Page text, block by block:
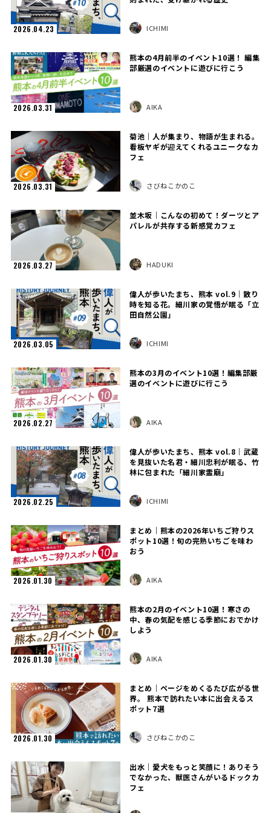
2026.04.23 ICHIMI
2026.03.31
熊本の4月前半のイベント10選！ 編集
部厳選のイベントに遊びに行こう
AIKA
2026.03.31
菊池｜人が集まり、物語が生まれる。
看板ヤギが迎えてくれるユニークなカ
フェ
さびねこかのこ
2026.03.27
並木坂｜こんなの初めて！ダーツとア
パレルが共存する新感覚カフェ
HADUKI
2026.03.05
偉人が歩いたまち、熊本 vol.9｜散り
時を知る花。細川家の覚悟が眠る「立
田自然公園」
ICHIMI
2026.02.27
熊本の3月のイベント10選！編集部厳
選のイベントに遊びに行こう
AIKA
2026.02.25
偉人が歩いたまち、熊本 vol.8｜武蔵
を見抜いた名君・細川忠利が眠る、竹
林に包まれた「細川家霊廟」
ICHIMI
2026.01.30
まとめ｜熊本の2026年いちご狩りス
ポット10選！旬の完熟いちごを味わ
おう
AIKA
2026.01.30
熊本の2月のイベント10選！寒さの
中、春の気配を感じる季節におでかけ
しよう
AIKA
2026.01.30
まとめ｜ページをめくるたび広がる世
界。 熊本で訪れたい本に出会えるス
ポット7選
さびねこかのこ
出水｜愛犬をもっと笑顔に！ありそう
でなかった、獣医さんがいるドックカ
フェ